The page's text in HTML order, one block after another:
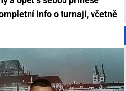
info o turnaji, včetně